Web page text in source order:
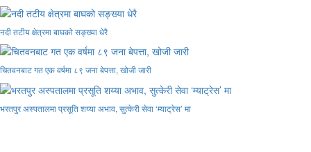
नदी तटीय क्षेत्रमा बाघको सङ्ख्या धेरै
चितवनबाट गत एक वर्षमा ८९ जना बेपत्ता, खोजी जारी
भरतपुर अस्पतालमा प्रसूति शय्या अभाव, सुत्केरी सेवा ‘म्याट्रेस’ मा